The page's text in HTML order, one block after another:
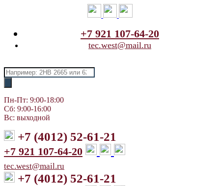
+7 921 107-64-20
tec.west@mail.ru
Поиск
товаров
Пн-Пт: 9:00-18:00
Сб: 9:00-16:00
Вс: выходной
+7 (4012) 52-61-21
+7 921 107-64-20
tec.west@mail.ru
+7 (4012) 52-61-21